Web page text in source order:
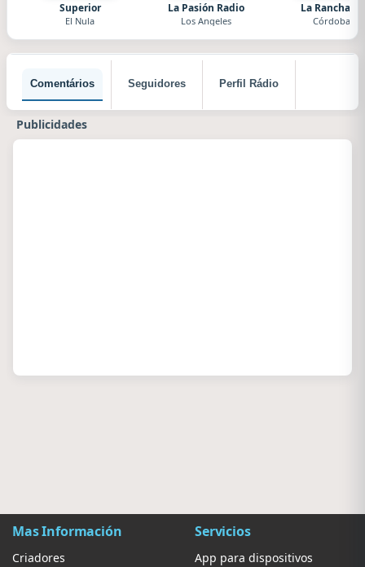
Superior
El Nula
La Pasión Radio
Los Angeles
La Ranchada
Córdoba
Comentários Seguidores Perfil Rádio
Publicidades
Mas Información
Criadores
Servicios
App para dispositivos